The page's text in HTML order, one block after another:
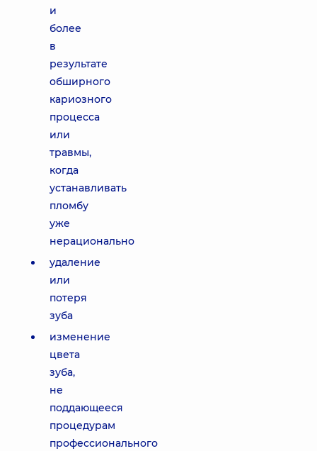
и
более
в
результате
обширного
кариозного
процесса
или
травмы,
когда
устанавливать
пломбу
уже
нерационально
удаление
или
потеря
зуба
изменение
цвета
зуба,
не
поддающееся
процедурам
профессионального